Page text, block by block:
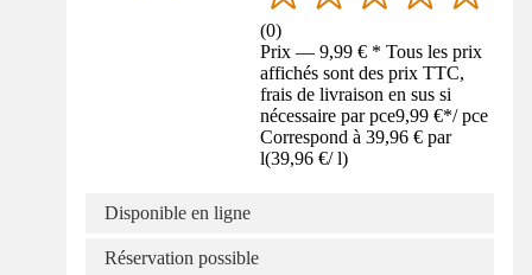
(0)
Prix — 9,99 € * Tous les prix
affichés sont des prix TTC,
frais de livraison en sus si
nécessaire par pce9,99 €*/ pce
Correspond à 39,96 € par
l(39,96 €/ l)
Disponible en ligne
Réservation possible